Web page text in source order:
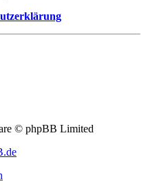
© phpBB Limited